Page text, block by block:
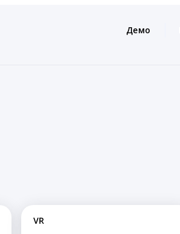
Демо
VR